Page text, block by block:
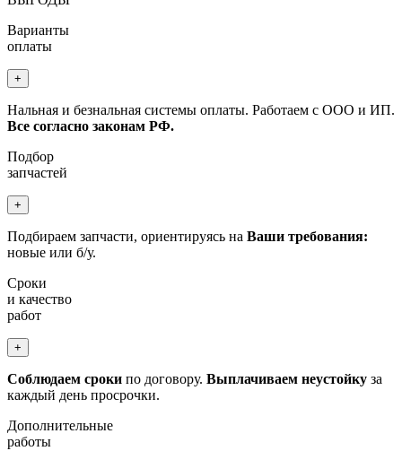
Варианты
оплаты
+
Нальная и безнальная системы оплаты. Работаем с ООО и ИП.
Все согласно законам РФ.
Подбор
запчастей
+
Подбираем запчасти, ориентируясь на Ваши требования:
новые или б/у.
Сроки
и качество
работ
+
Соблюдаем сроки по договору. Выплачиваем неустойку за
каждый день просрочки.
Дополнительные
работы